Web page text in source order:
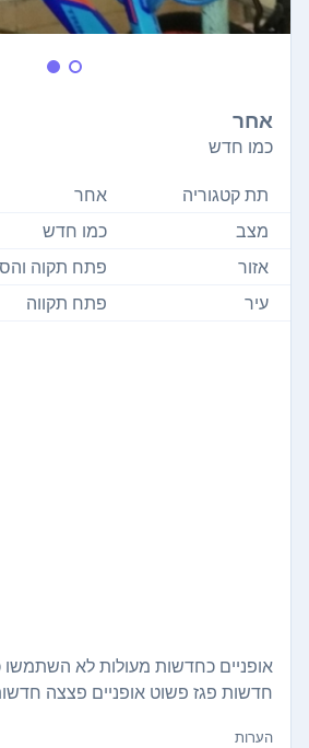
אחר
כמו חדש
תת קטגוריה
אחר
מצב
כמו חדש
אזור
פתח תקוה
עיר
פתח תקווה
אופניים כחדשות מעולות לא השתמשו
חדשות פגז פשוט אופניים פצצה
הערות